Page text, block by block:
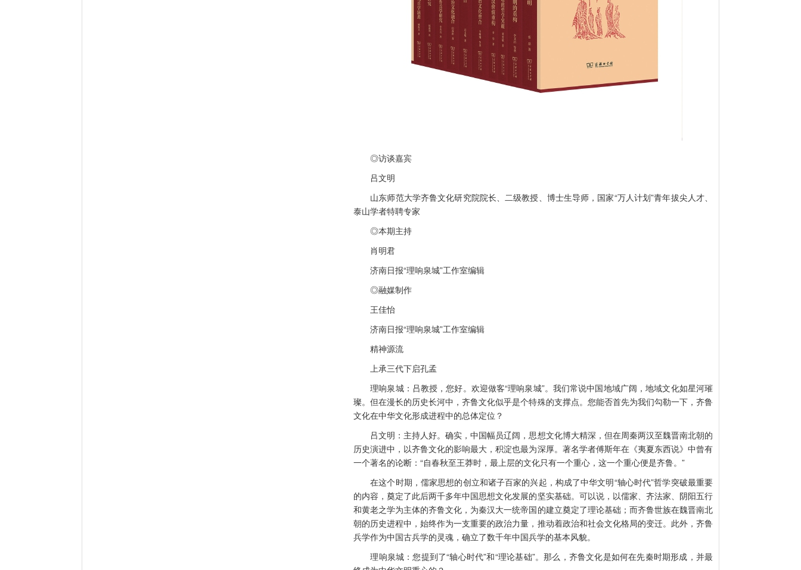
◎访谈嘉宾
吕文明
山东师范大学齐鲁文化研究院院长、二级教授、博士生导师，国家“万人计划”青年拔尖人才、
泰山学者特聘专家
◎本期主持
肖明君
济南日报“理响泉城”工作室编辑
◎融媒制作
王佳怡
济南日报“理响泉城”工作室编辑
精神源流
上承三代下启孔孟
理响泉城：吕教授，您好。欢迎做客“理响泉城”。我们常说中国地域广阔，地域文化如星河璀
璨。但在漫长的历史长河中，齐鲁文化似乎是个特殊的支撑点。您能否首先为我们勾勒一下，齐鲁
文化在中华文化形成进程中的总体定位？
吕文明：主持人好。确实，中国幅员辽阔，思想文化博大精深，但在周秦两汉至魏晋南北朝的
历史演进中，以齐鲁文化的影响最大，积淀也最为深厚。著名学者傅斯年在《夷夏东西说》中曾有
一个著名的论断：“自春秋至王莽时，最上层的文化只有一个重心，这一个重心便是齐鲁。”
在这个时期，儒家思想的创立和诸子百家的兴起，构成了中华文明“轴心时代”哲学突破最重要
的内容，奠定了此后两千多年中国思想文化发展的坚实基础。可以说，以儒家、齐法家、阴阳五行
和黄老之学为主体的齐鲁文化，为秦汉大一统帝国的建立奠定了理论基础；而齐鲁世族在魏晋南北
朝的历史进程中，始终作为一支重要的政治力量，推动着政治和社会文化格局的变迁。此外，齐鲁
兵学作为中国古兵学的灵魂，确立了数千年中国兵学的基本风貌。
理响泉城：您提到了“轴心时代”和“理论基础”。那么，齐鲁文化是如何在先秦时期形成，并最